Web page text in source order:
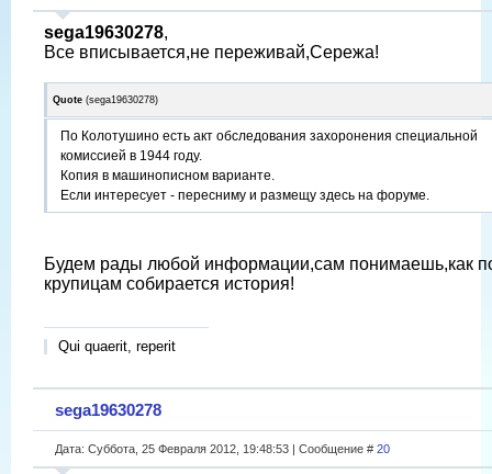
sega19630278,
Все вписывается,не переживай,Сережа!
Quote (sega19630278)
По Колотушино есть акт обследования захоронения специальной
комиссией в 1944 году.
Копия в машинописном варианте.
Если интересует - пересниму и размещу здесь на форуме.
Будем рады любой информации,сам понимаешь,как
крупицам собирается история!
Qui quaerit, reperit
sega19630278
Дата: Суббота, 25 Февраля 2012, 19:48:53 | Сообщение # 20